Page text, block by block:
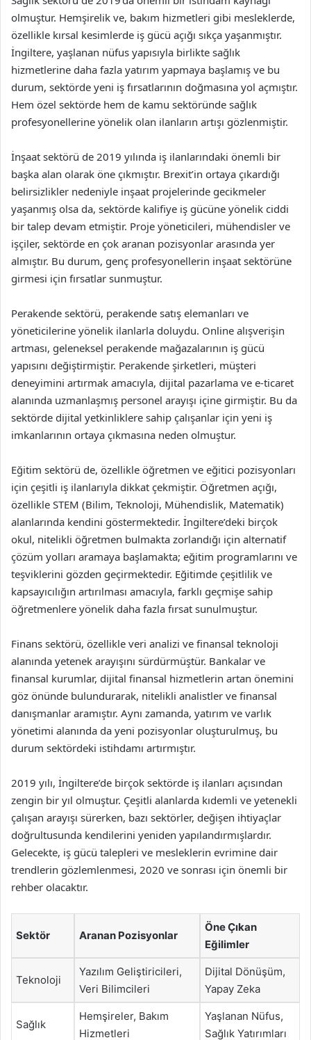
olmuştur. Hemşirelik ve, bakım hizmetleri gibi mesleklerde,
özellikle kırsal kesimlerde iş gücü açığı sıkça yaşanmıştır.
İngiltere, yaşlanan nüfus yapısıyla birlikte sağlık
hizmetlerine daha fazla yatırım yapmaya başlamış ve bu
durum, sektörde yeni iş fırsatlarının doğmasına yol açmıştır.
Hem özel sektörde hem de kamu sektöründe sağlık
profesyonellerine yönelik olan ilanların artışı gözlenmiştir.
İnşaat sektörü de 2019 yılında iş ilanlarındaki önemli bir
başka alan olarak öne çıkmıştır. Brexit’in ortaya çıkardığı
belirsizlikler nedeniyle inşaat projelerinde gecikmeler
yaşanmış olsa da, sektörde kalifiye iş gücüne yönelik ciddi
bir talep devam etmiştir. Proje yöneticileri, mühendisler ve
işçiler, sektörde en çok aranan pozisyonlar arasında yer
almıştır. Bu durum, genç profesyonellerin inşaat sektörüne
girmesi için fırsatlar sunmuştur.
Perakende sektörü, perakende satış elemanları ve
yöneticilerine yönelik ilanlarla doluydu. Online alışverişin
artması, geleneksel perakende mağazalarının iş gücü
yapısını değiştirmiştir. Perakende şirketleri, müşteri
deneyimini artırmak amacıyla, dijital pazarlama ve e-ticaret
alanında uzmanlaşmış personel arayışı içine girmiştir. Bu da
sektörde dijital yetkinliklere sahip çalışanlar için yeni iş
imkanlarının ortaya çıkmasına neden olmuştur.
Eğitim sektörü de, özellikle öğretmen ve eğitici pozisyonları
için çeşitli iş ilanlarıyla dikkat çekmiştir. Öğretmen açığı,
özellikle STEM (Bilim, Teknoloji, Mühendislik, Matematik)
alanlarında kendini göstermektedir. İngiltere’deki birçok
okul, nitelikli öğretmen bulmakta zorlandığı için alternatif
çözüm yolları aramaya başlamakta; eğitim programlarını ve
teşviklerini gözden geçirmektedir. Eğitimde çeşitlilik ve
kapsayıcılığın artırılması amacıyla, farklı geçmişe sahip
öğretmenlere yönelik daha fazla fırsat sunulmuştur.
Finans sektörü, özellikle veri analizi ve finansal teknoloji
alanında yetenek arayışını sürdürmüştür. Bankalar ve
finansal kurumlar, dijital finansal hizmetlerin artan önemini
göz önünde bulundurarak, nitelikli analistler ve finansal
danışmanlar aramıştır. Aynı zamanda, yatırım ve varlık
yönetimi alanında da yeni pozisyonlar oluşturulmuş, bu
durum sektördeki istihdamı artırmıştır.
2019 yılı, İngiltere’de birçok sektörde iş ilanları açısından
zengin bir yıl olmuştur. Çeşitli alanlarda kıdemli ve yetenekli
çalışan arayışı sürerken, bazı sektörler, değişen ihtiyaçlar
doğrultusunda kendilerini yeniden yapılandırmışlardır.
Gelecekte, iş gücü talepleri ve mesleklerin evrimine dair
trendlerin gözlemlenmesi, 2020 ve sonrası için önemli bir
rehber olacaktır.
Sektör Aranan Pozisyonlar
Öne Çıkan
Eğilimler
Teknoloji
Yazılım Geliştiricileri,
Veri Bilimcileri
Dijital Dönüşüm,
Yapay Zeka
Sağlık
Hemşireler, Bakım
Hizmetleri
Yaşlanan Nüfus,
Sağlık Yatırımları